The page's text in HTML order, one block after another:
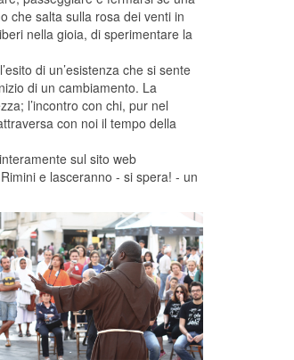
che salta sulla rosa dei venti in
nella gioia, di sperimentare la
di un’esistenza che si sente
di un cambiamento. La
l’incontro con chi, pur nel
con noi il tempo della
sul sito web
e lasceranno - si spera! - un